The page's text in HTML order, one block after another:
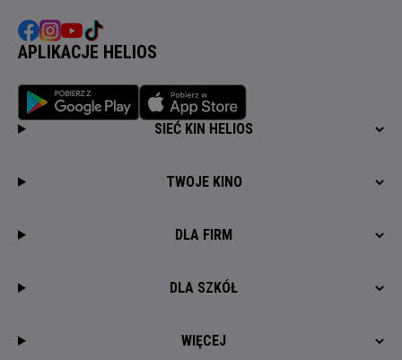
APLIKACJE HELIOS
SIEĆ KIN HELIOS
TWOJE KINO
DLA FIRM
DLA SZKÓŁ
WIĘCEJ